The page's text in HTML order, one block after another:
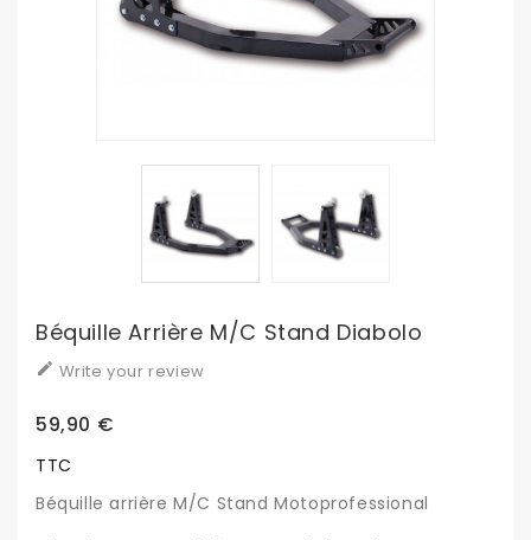
Béquille Arrière M/C Stand Diabolo
 Write your review
59,90 €
TTC
Béquille arrière M/C Stand Motoprofessional